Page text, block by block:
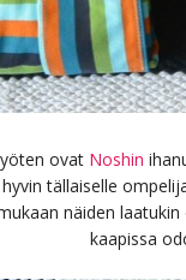
ovat Noshin
hyvin tällaiselle
näiden
kaapissa